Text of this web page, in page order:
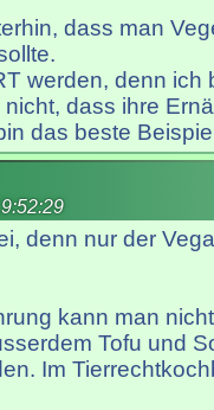
dass man
werden, denn ich
dass ihre
das beste
denn nur der
kann man
Tofu und
Im